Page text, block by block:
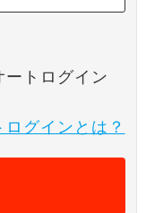
ートログイン
ログインとは？